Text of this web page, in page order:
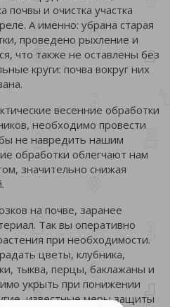
почвы и очистка участка
А именно: убрана старая
проведено рыхление и
что также не оставлены без
круги: почва вокруг них
весенние обработки
необходимо провести
не навредить нашим
обработки облегчают нам
значительно снижая
на почве, заранее
Так вы оперативно
при необходимости.
цветы, клубника,
тыква, перцы, баклажаны и
укрыть при понижении
известные меры защиты